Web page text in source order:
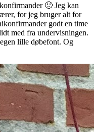
🙂 Jeg kan
for jeg bruger alt for
godt en time
med fra undervisningen.
lille døbefont. Og